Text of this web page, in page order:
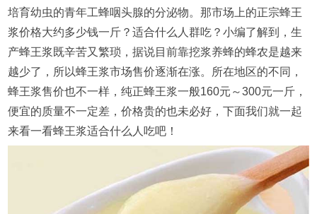
培育幼虫的青年工蜂咽头腺的分泌物。那市场上的正宗蜂王
浆价格大约多少钱一斤？适合什么人群吃？小编了解到，生
产蜂王浆既辛苦又繁琐，据说目前靠挖浆养蜂的蜂农是越来
越少了，所以蜂王浆市场售价逐渐在涨。所在地区的不同，
蜂王浆售价也不一样，纯正蜂王浆一般160元～300元一斤，
便宜的质量不一定差，价格贵的也未必好，下面我们就一起
来看一看蜂王浆适合什么人吃吧！